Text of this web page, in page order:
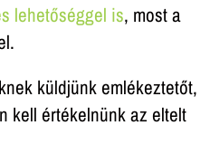
lehetőséggel is, most a
küldjünk emlékeztetőt,
kell értékelnünk az eltelt